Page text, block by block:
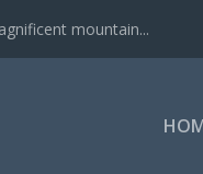
mountain...